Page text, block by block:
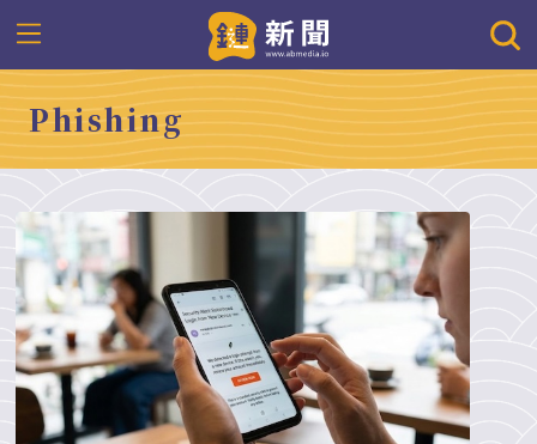
Phishing